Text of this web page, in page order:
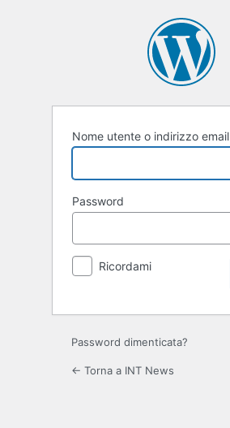
Nome utente o indirizzo email
Password
Ricordami
Password dimenticata?
← Torna a INT News